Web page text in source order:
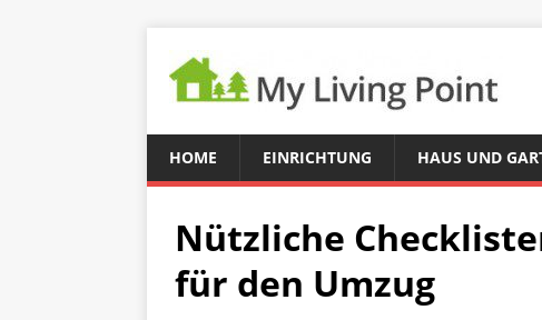
HOME EINRICHTUNG HAUS UND
Nützliche
für den Umzug